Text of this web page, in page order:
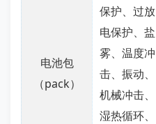
电池包
（pack）
保护、过放
电保护、盐
雾、温度冲
击、振动、
机械冲击、
湿热循环、